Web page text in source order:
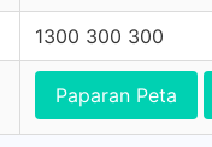
1300 300 300
Paparan Peta